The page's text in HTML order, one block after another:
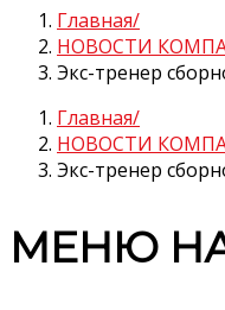
Главная
НОВОСТИ
Экс-тренер
Главная
НОВОСТИ
Экс-тренер
МЕНЮ